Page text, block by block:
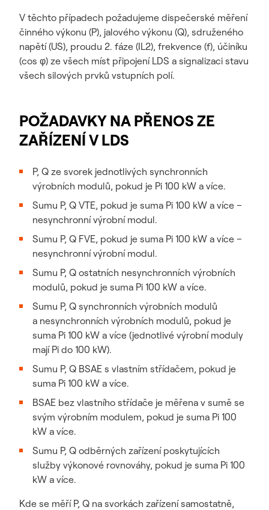
V těchto případech požadujeme dispečerské měření
činného výkonu (P), jalového výkonu (Q), sdruženého
napětí (US), proudu 2. fáze (IL2), frekvence (f), účiníku
(cos φ) ze všech míst připojení LDS a signalizaci stavu
všech silových prvků vstupních polí.
POŽADAVKY NA PŘENOS ZE
ZAŘÍZENÍ V LDS
P, Q ze svorek jednotlivých synchronních
výrobních modulů, pokud je Pi 100 kW a více.
Sumu P, Q VTE, pokud je suma Pi 100 kW a více –
nesynchronní výrobní modul.
Sumu P, Q FVE, pokud je suma Pi 100 kW a více –
nesynchronní výrobní modul.
Sumu P, Q ostatních nesynchronních výrobních
modulů, pokud je suma Pi 100 kW a více.
Sumu P, Q synchronních výrobních modulů
a nesynchronních výrobních modulů, pokud je
suma Pi 100 kW a více (jednotlivé výrobní moduly
mají Pi do 100 kW).
Sumu P, Q BSAE s vlastním střídačem, pokud je
suma Pi 100 kW a více.
BSAE bez vlastního střídače je měřena v sumě se
svým výrobním modulem, pokud je suma Pi 100
kW a více.
Sumu P, Q odběrných zařízení poskytujících
služby výkonové rovnováhy, pokud je suma Pi 100
kW a více.
Kde se měří P, Q na svorkách zařízení samostatně,